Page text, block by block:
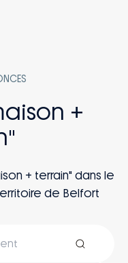
+
+ terrain" dans le
de Belfort